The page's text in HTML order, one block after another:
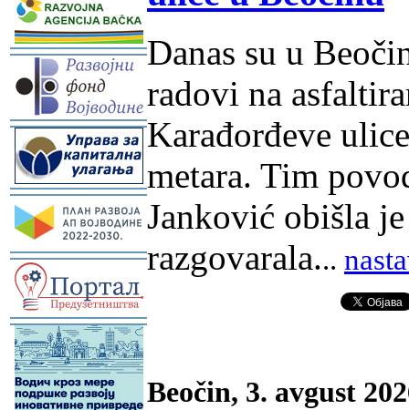
-
-
-
-
-
Danas su u
radovi na
Karađorđeve
metara. Tim
Janković obišla
razgovarala...
Beočin, 3. avgust